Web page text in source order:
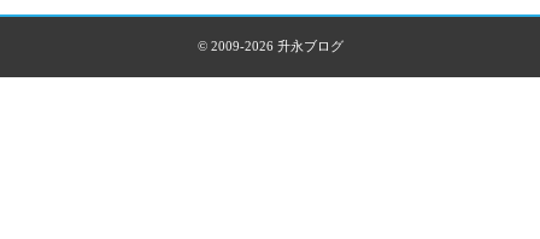
© 2009-2026 升永ブログ